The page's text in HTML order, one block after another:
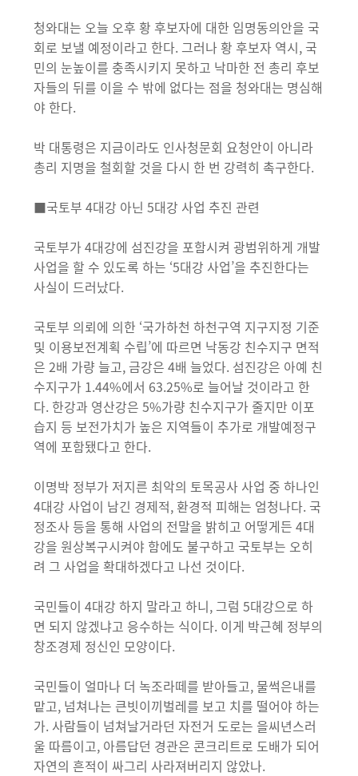
청와대는 오늘 오후 황 후보자에 대한 임명동의안을 국
회로 보낼 예정이라고 한다. 그러나 황 후보자 역시, 국
민의 눈높이를 충족시키지 못하고 낙마한 전 총리 후보
자들의 뒤를 이을 수 밖에 없다는 점을 청와대는 명심해
야 한다.
박 대통령은 지금이라도 인사청문회 요청안이 아니라
총리 지명을 철회할 것을 다시 한 번 강력히 촉구한다.
■국토부 4대강 아닌 5대강 사업 추진 관련
국토부가 4대강에 섬진강을 포함시켜 광범위하게 개발
사업을 할 수 있도록 하는 ‘5대강 사업’을 추진한다는
사실이 드러났다.
국토부 의뢰에 의한 ‘국가하천 하천구역 지구지정 기준
및 이용보전계획 수립’에 따르면 낙동강 친수지구 면적
은 2배 가량 늘고, 금강은 4배 늘었다. 섬진강은 아예 친
수지구가 1.44%에서 63.25%로 늘어날 것이라고 한
다. 한강과 영산강은 5%가량 친수지구가 줄지만 이포
습지 등 보전가치가 높은 지역들이 추가로 개발예정구
역에 포함됐다고 한다.
이명박 정부가 저지른 최악의 토목공사 사업 중 하나인
4대강 사업이 남긴 경제적, 환경적 피해는 엄청나다. 국
정조사 등을 통해 사업의 전말을 밝히고 어떻게든 4대
강을 원상복구시켜야 함에도 불구하고 국토부는 오히
려 그 사업을 확대하겠다고 나선 것이다.
국민들이 4대강 하지 말라고 하니, 그럼 5대강으로 하
면 되지 않겠냐고 응수하는 식이다. 이게 박근혜 정부의
창조경제 정신인 모양이다.
국민들이 얼마나 더 녹조라떼를 받아들고, 물썩은내를
맡고, 넘쳐나는 큰빗이끼벌레를 보고 치를 떨어야 하는
가. 사람들이 넘쳐날거라던 자전거 도로는 을씨년스러
울 따름이고, 아름답던 경관은 콘크리트로 도배가 되어
자연의 흔적이 싸그리 사라져버리지 않았나.